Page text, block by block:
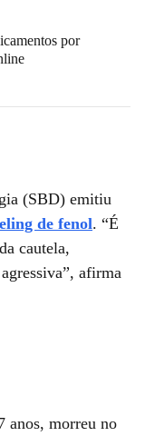
por
(SBD) emitiu
de fenol. “É
cautela,
afirma
anos, morreu no